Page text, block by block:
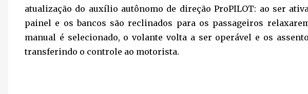
atualização do auxílio autônomo de direção ProPILOT: ao ser
painel e os bancos são reclinados para os passageiros
manual é selecionado, o volante volta a ser operável e os
transferindo o controle ao motorista.